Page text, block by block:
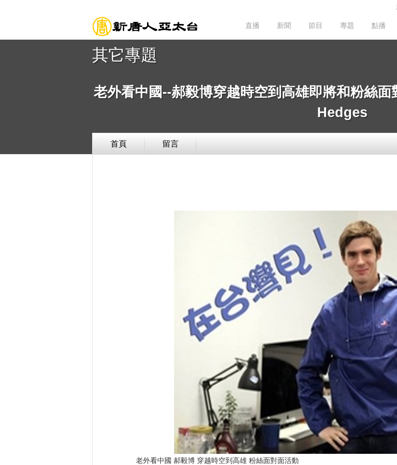
直播 新聞 節目 專題 點播
其它專題
老外看中國--郝毅博穿越時空到高雄即將和粉絲
Hedges
首頁 留言
老外看中國 郝毅博 穿越時空到高雄 粉絲面對面活動